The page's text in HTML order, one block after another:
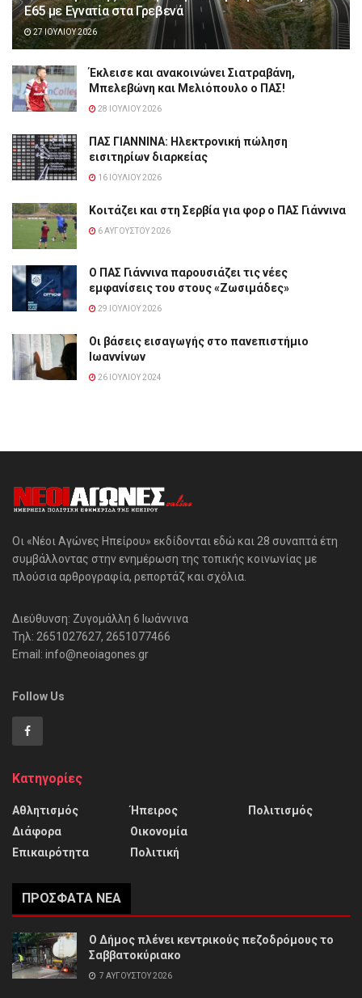
Ε65 με Εγνατία στα Γρεβενά
27 ΙΟΥΛΊΟΥ 2026
Έκλεισε και ανακοινώνει Σιατραβάνη,
Μπελεβώνη και Μελιόπουλο ο ΠΑΣ!
28 ΙΟΥΛΊΟΥ 2026
ΠΑΣ ΓΙΑΝΝΙΝΑ: Hλεκτρονική πώληση
εισιτηρίων διαρκείας
16 ΙΟΥΛΊΟΥ 2026
Κοιτάζει και στη Σερβία για φορ ο ΠΑΣ Γιάννινα
6 ΑΥΓΟΎΣΤΟΥ 2026
Ο ΠΑΣ Γιάννινα παρουσιάζει τις νέες
εμφανίσεις του στους «Ζωσιμάδες»
29 ΙΟΥΛΊΟΥ 2026
Οι βάσεις εισαγωγής στο πανεπιστήμιο
Ιωαννίνων
26 ΙΟΥΛΊΟΥ 2024
Οι «Νέοι Αγώνες Ηπείρου» εκδίδονται εδώ και 28 συναπτά έτη
συμβάλλοντας στην ενημέρωση της τοπικής κοινωνίας με
πλούσια αρθρογραφία, ρεπορτάζ και σχόλια.
Διεύθυνση: Ζυγομάλλη 6 Ιωάννινα
Τηλ: 2651027627, 2651077466
Email: info@neoiagones.gr
Follow Us
Κατηγορίες
Αθλητισμός
Διάφορα
Επικαιρότητα
Ήπειρος
Οικονομία
Πολιτική
Πολιτισμός
ΠΡΌΣΦΑΤΑ ΝΈΑ
Ο Δήμος πλένει κεντρικούς πεζοδρόμους το
Σαββατοκύριακο
7 ΑΥΓΟΎΣΤΟΥ 2026